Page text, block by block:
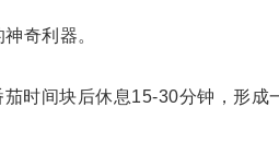
奇利器。
间块后休息15-30分钟，形成